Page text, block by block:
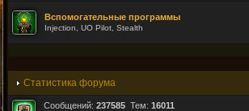
Вспомогательные программы
Injection, UO Pilot, Stealth
Статистика форума
Сообщений: 237585 Тем: 16011